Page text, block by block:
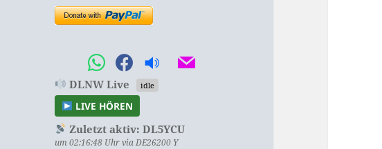
DLNW Live idle
LIVE HÖREN
Zuletzt aktiv: DL5YCU
um 02:16:48 Uhr via DE26200 Y